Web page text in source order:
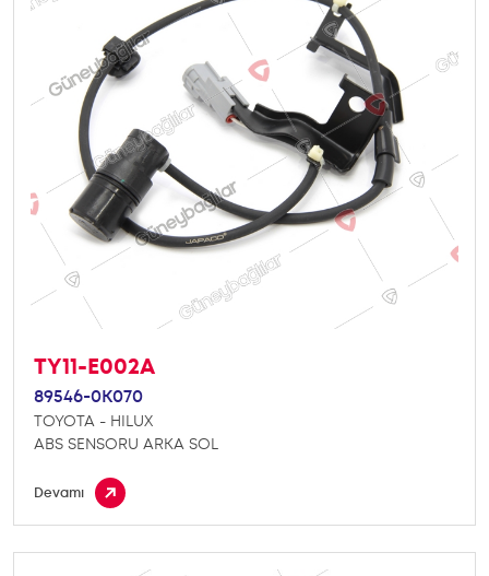
TY11-E002A
89546-0K070
TOYOTA - HILUX
ABS SENSORU ARKA SOL
Devamı